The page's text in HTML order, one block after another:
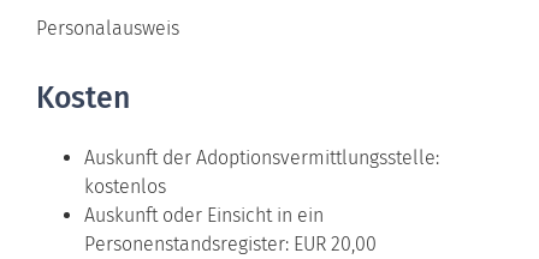
Personalausweis
Kosten
Auskunft der Adoptionsvermittlungsstelle:
kostenlos
Auskunft oder Einsicht in ein
Personenstandsregister: EUR 20,00